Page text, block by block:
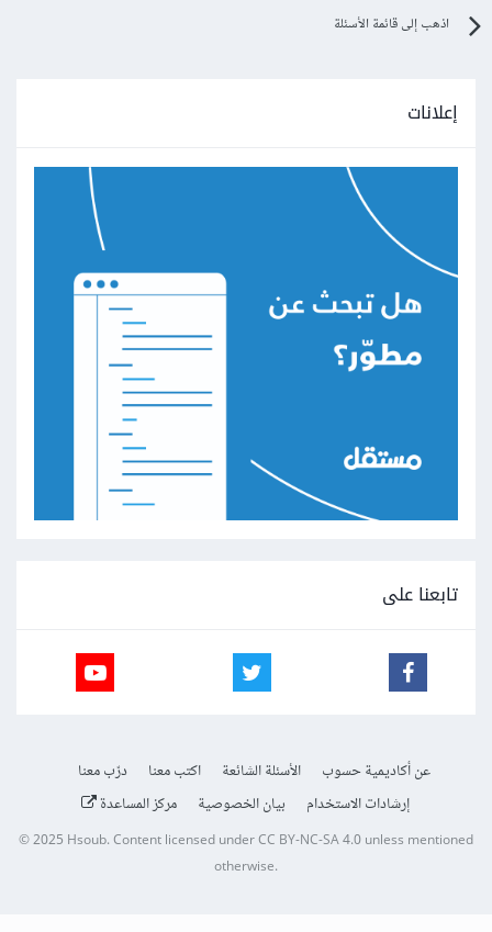
اذهب إلى قائمة الأسئلة
إعلانات
تابعنا على
عن أكاديمية حسوب الأسئلة الشائعة اكتب معنا
درّب معنا
إرشادات الاستخدام
بيان الخصوصية مركز المساعدة
© 2025Hsoub.Content licensed underCC BY-NC-SA 4.0unless mentioned
otherwise.